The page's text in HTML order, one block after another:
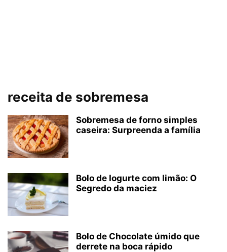
receita de sobremesa
Sobremesa de forno simples
caseira: Surpreenda a família
Bolo de Iogurte com limão: O
Segredo da maciez
Bolo de Chocolate úmido que
derrete na boca rápido